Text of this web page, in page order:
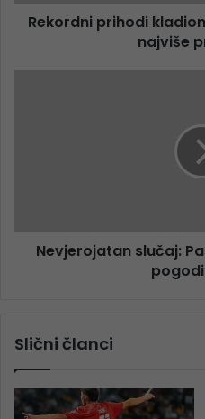
Rekordni prihodi
najviše
Nevjerojatan slučaj:
Slični članci